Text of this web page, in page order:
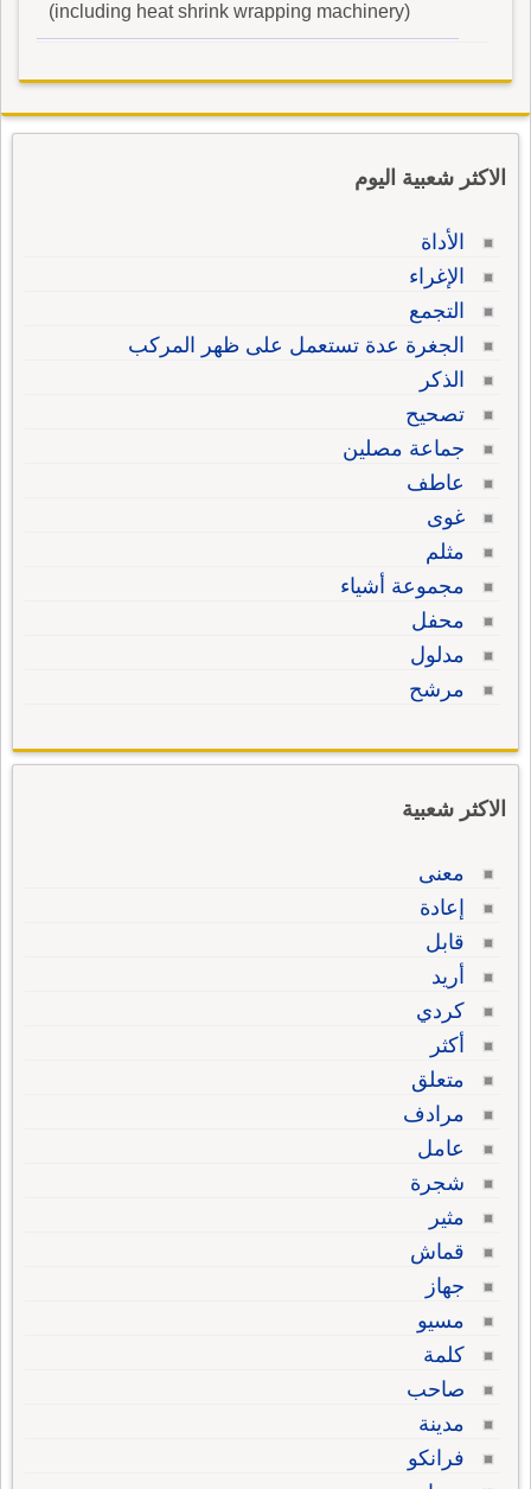
(including heat shrink wrapping machinery)
الاكثر شعبية اليوم
الأداة
الإغراء
التجمع
الجغرة عدة تستعمل على ظهر المركب
الذكر
تصحيح
جماعة مصلين
عاطف
غوى
مثلم
مجموعة أشياء
محفل
مدلول
مرشح
الاكثر شعبية
معنى
إعادة
قابل
أريد
كردي
أكثر
متعلق
مرادف
عامل
شجرة
مثير
قماش
جهاز
مسيو
كلمة
صاحب
مدينة
فرانكو